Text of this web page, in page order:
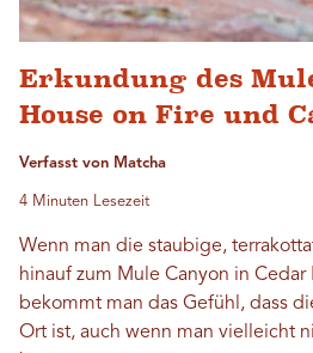
Erkundung des
House on Fire und
Verfasst von Matcha
4 Minuten Lesezeit
Wenn man die staubige,
hinauf zum Mule Canyon in Cedar
bekommt man das Gefühl, dass
Ort ist, auch wenn man vielleicht